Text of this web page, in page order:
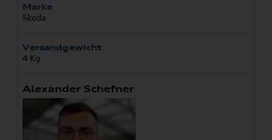
Marke
Skoda
Versandgewicht
4 Kg
Alexander Schefner